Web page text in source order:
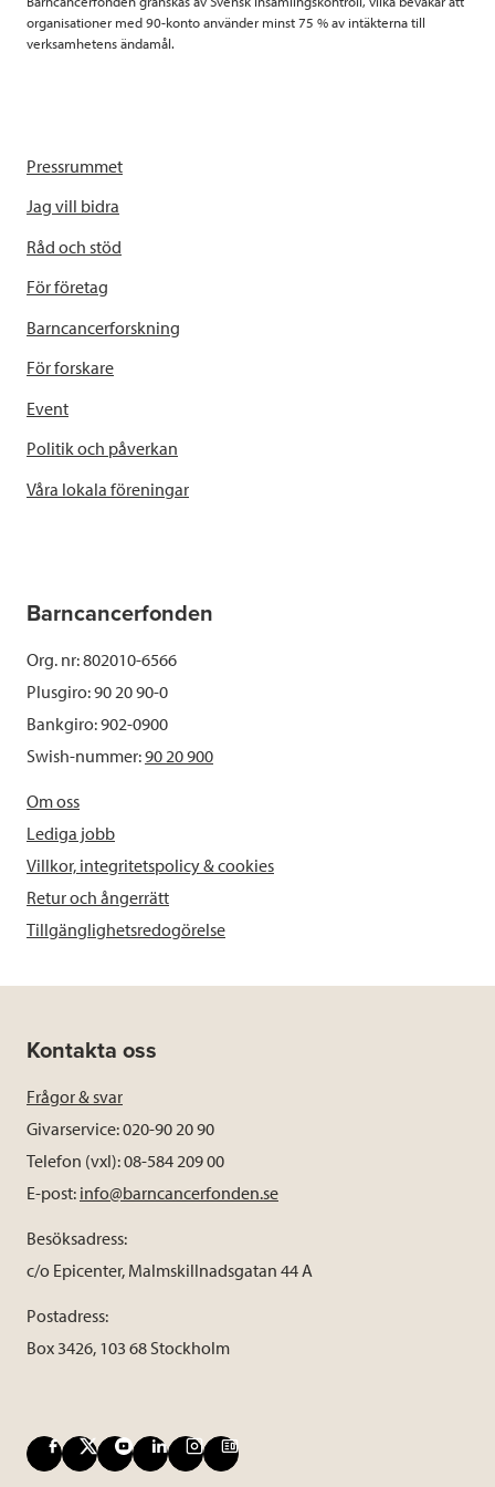
organisationer med 90-konto använder minst 75 % av intäkterna till
verksamhetens ändamål.
Pressrummet
Jag vill bidra
Råd och stöd
För företag
Barncancerforskning
För forskare
Event
Politik och påverkan
Våra lokala föreningar
Barncancerfonden
Org. nr: 802010-6566
Plusgiro: 90 20 90-0
Bankgiro: 902-0900
Swish-nummer:90 20 900
Om oss
Lediga jobb
Villkor, integritetspolicy & cookies
Retur och ångerrätt
Tillgänglighetsredogörelse
Kontakta oss
Frågor & svar
Givarservice: 020-90 20 90
Telefon (vxl): 08-584 209 00
E-post: info@barncancerfonden.se
Besöksadress:
c/o Epicenter, Malmskillnadsgatan 44 A
Postadress:
Box 3426, 103 68 Stockholm
F
X
Y
L
I
B